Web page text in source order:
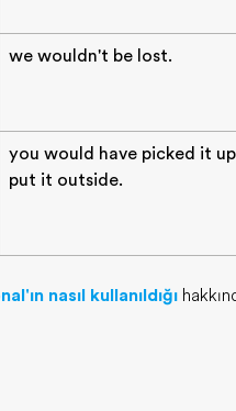
we wouldn't be lost.
you would have picked it
put it outside.
nasıl kullanıldığı